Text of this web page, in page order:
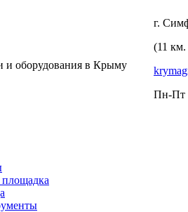
и оборудования в Крыму
г.
(11
Пн-Пт